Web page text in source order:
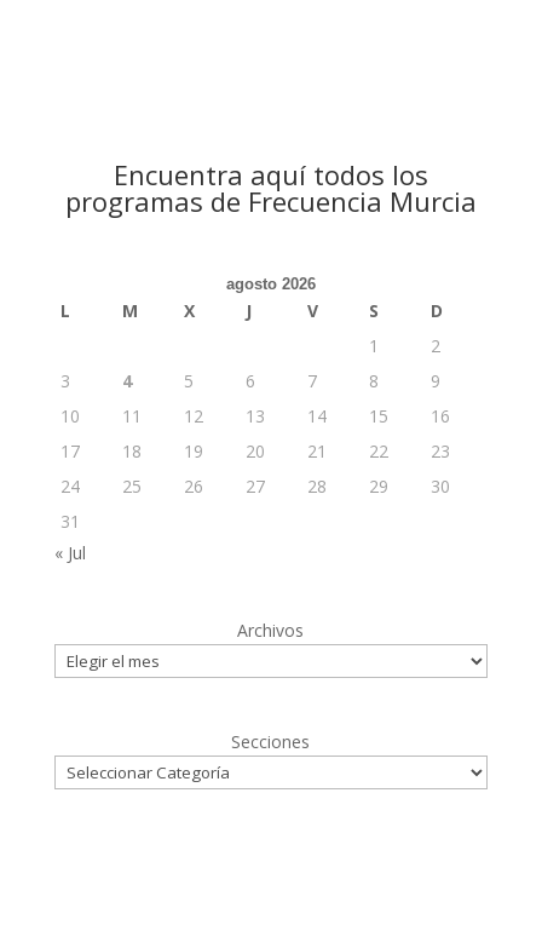
Encuentra aquí todos los
programas de Frecuencia Murcia
agosto 2026
L M X J V S
D
1
2
3
4 5 6 7 8
9
10
11 12 13 14 15
16
17
18 19 20 21 22
23
24
25 26 27 28 29
30
31
« Jul
Archivos
Secciones